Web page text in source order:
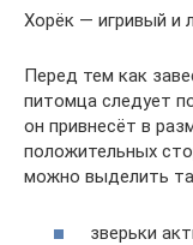
Хорёк — игривый и
Перед тем как
питомца следует
он привнесёт в
положительных
можно выделить
зверьки